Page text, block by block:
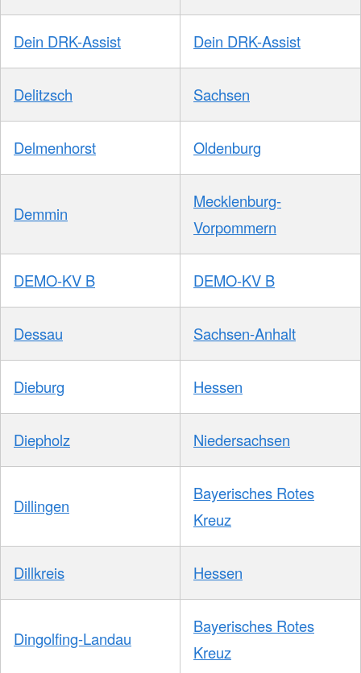
Dein DRK-Assist Dein DRK-Assist
Delitzsch Sachsen
Delmenhorst Oldenburg
Demmin
Mecklenburg-
Vorpommern
DEMO-KV B DEMO-KV B
Dessau Sachsen-Anhalt
Dieburg Hessen
Diepholz Niedersachsen
Dillingen
Bayerisches Rotes
Kreuz
Dillkreis Hessen
Dingolfing-Landau
Bayerisches Rotes
Kreuz